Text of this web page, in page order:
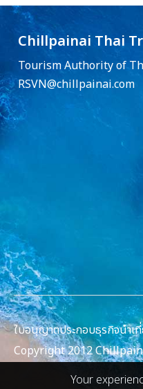
Chillpainai Thai
Tourism Authority of
RSVN@chillpainai.com
ใบอนุญาตประกอบธุรกิจนำเ
Copyright 2012
Your